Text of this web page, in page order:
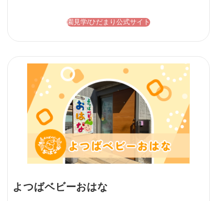
園見学/ひだまり公式サイト
よつばベビーおはな